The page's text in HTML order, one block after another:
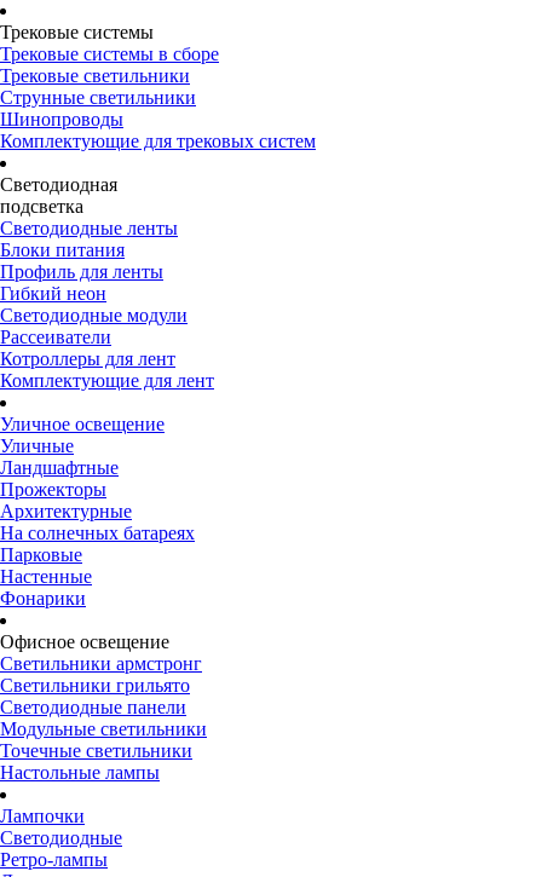
Трековые системы
Трековые системы в сборе
Трековые светильники
Струнные светильники
Шинопроводы
Комплектующие для трековых систем
Светодиодная
подсветка
Светодиодные ленты
Блоки питания
Профиль для ленты
Гибкий неон
Светодиодные модули
Рассеиватели
Котроллеры для лент
Комплектующие для лент
Уличное освещение
Уличные
Ландшафтные
Прожекторы
Архитектурные
На солнечных батареях
Парковые
Настенные
Фонарики
Офисное освещение
Светильники армстронг
Светильники грильято
Светодиодные панели
Модульные светильники
Точечные светильники
Настольные лампы
Лампочки
Светодиодные
Ретро-лампы